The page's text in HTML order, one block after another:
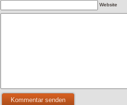
Website